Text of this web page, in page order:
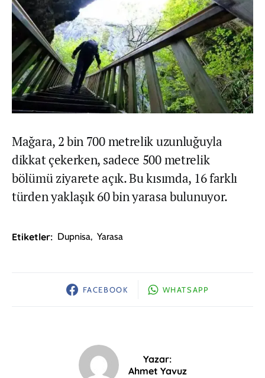
Mağara, 2 bin 700 metrelik uzunluğuyla
dikkat çekerken, sadece 500 metrelik
bölümü ziyarete açık. Bu kısımda, 16 farklı
türden yaklaşık 60 bin yarasa bulunuyor.
Etiketler: Dupnisa, Yarasa
FACEBOOK WHATSAPP
Yazar:
Ahmet Yavuz